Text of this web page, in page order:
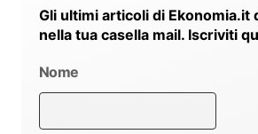
Gli ultimi articoli di Ekonomia.it
nella tua casella mail. Iscriviti
Nome